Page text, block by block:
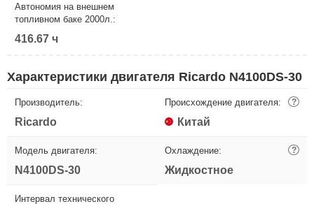
Автономия на внешнем
топливном баке 2000л.:
416.67 ч
Характеристики двигателя Ricardo N4100DS-30
Производитель:
Ricardo
Происхождение двигателя: ?
Китай
Модель двигателя:
N4100DS-30
Охлаждение: ?
Жидкостное
Интервал технического